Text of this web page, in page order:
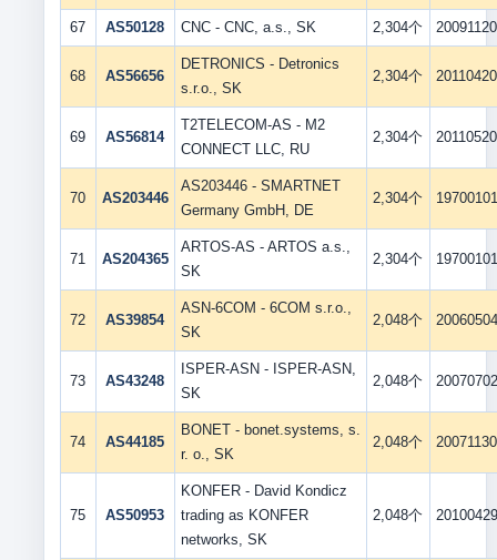
67 AS50128 CNC - CNC, a.s., SK 2,304个 20091120
68 AS56656
DETRONICS - Detronics
s.r.o., SK
2,304个 20110420
69 AS56814
T2TELECOM-AS - M2
CONNECT LLC, RU
2,304个 20110520
70 AS203446
AS203446 - SMARTNET
Germany GmbH, DE
2,304个 19700101
71 AS204365
ARTOS-AS - ARTOS a.s.,
SK
2,304个 19700101
72 AS39854
ASN-6COM - 6COM s.r.o.,
SK
2,048个 20060504
73 AS43248
ISPER-ASN - ISPER-ASN,
SK
2,048个 20070702
74 AS44185
BONET - bonet.systems, s.
r. o., SK
2,048个 20071130
75 AS50953
KONFER - David Kondicz
trading as KONFER
networks, SK
2,048个 20100429